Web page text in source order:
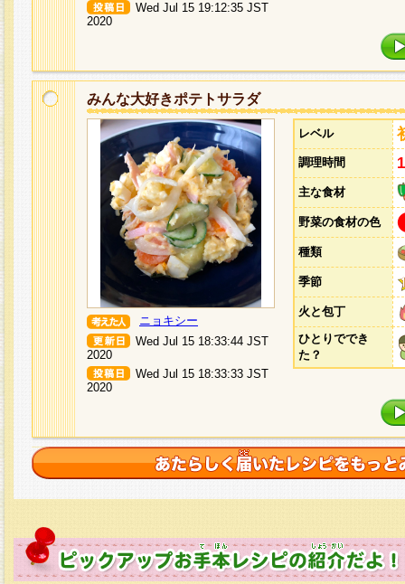
Wed Jul 15 19:12:35 JST
2020
みんな大好きポテトサラダ
ニョキシー
Wed Jul 15 18:33:44 JST
2020
Wed Jul 15 18:33:33 JST
2020
レベル
調理時間
主な食材
野菜の食材の色
種類
季節
火と包丁
ひとりででき
た？